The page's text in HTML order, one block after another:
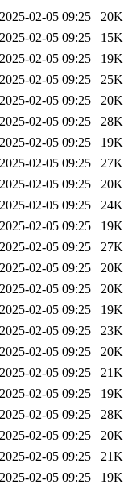
2025-02-05 09:25
20K
2025-02-05 09:25
15K
2025-02-05 09:25
19K
2025-02-05 09:25
25K
2025-02-05 09:25
20K
2025-02-05 09:25
28K
2025-02-05 09:25
19K
2025-02-05 09:25
27K
2025-02-05 09:25
20K
2025-02-05 09:25
24K
2025-02-05 09:25
19K
2025-02-05 09:25
27K
2025-02-05 09:25
20K
2025-02-05 09:25
20K
2025-02-05 09:25
19K
2025-02-05 09:25
23K
2025-02-05 09:25
20K
2025-02-05 09:25
21K
2025-02-05 09:25
19K
2025-02-05 09:25
28K
2025-02-05 09:25
20K
2025-02-05 09:25
21K
2025-02-05 09:25
19K